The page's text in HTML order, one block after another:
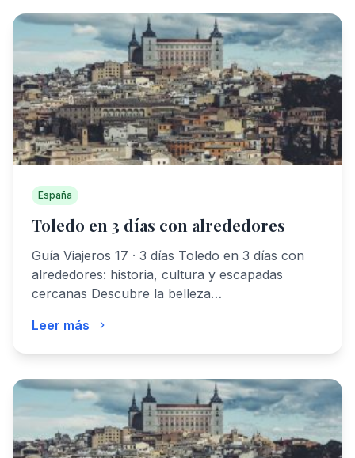
España
Toledo en 3 días con alrededores
Guía Viajeros 17 · 3 días Toledo en 3 días con
alrededores: historia, cultura y escapadas
cercanas Descubre la belleza…
Leer más